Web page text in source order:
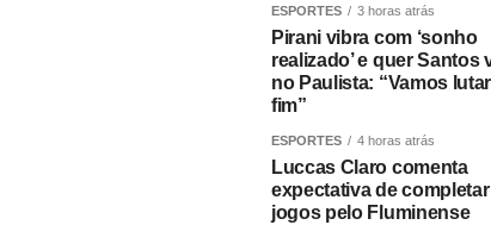
Moisés Lucarelli. Caso consiga a
elimina matematicamente o Santos
“Vamos secar um pouco o Guarani
também contra o Palmeiras. Vamos
também. Sabemos que a situação
ESPORTES 3 horas atrás
Pirani vibra com ‘sonho
realizado’ e quer Santos
no Paulista: “Vamos
fim”
ESPORTES 4 horas atrás
Luccas Claro comenta
expectativa de completar
jogos pelo Fluminense